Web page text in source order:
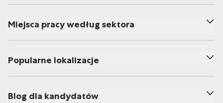
Miejsca pracy według sektora
Popularne lokalizacje
Blog dla kandydatów